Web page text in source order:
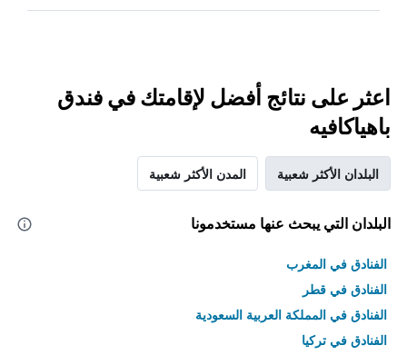
اعثر على نتائج أفضل لإقامتك في فندق
باهياكافيه
البلدان الأكثر شعبية المدن الأكثر شعبية
البلدان التي يبحث عنها مستخدمونا
الفنادق في المغرب
الفنادق في قطر
الفنادق في المملكة العربية السعودية
الفنادق في تركيا